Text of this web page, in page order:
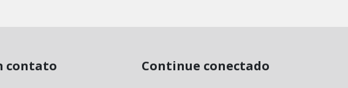
contato Continue conectado